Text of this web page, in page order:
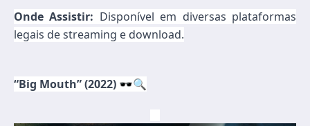
Onde Assistir: Disponível em diversas plataformas
legais de streaming e download.
“Big Mouth” (2022) 🕶️🔍